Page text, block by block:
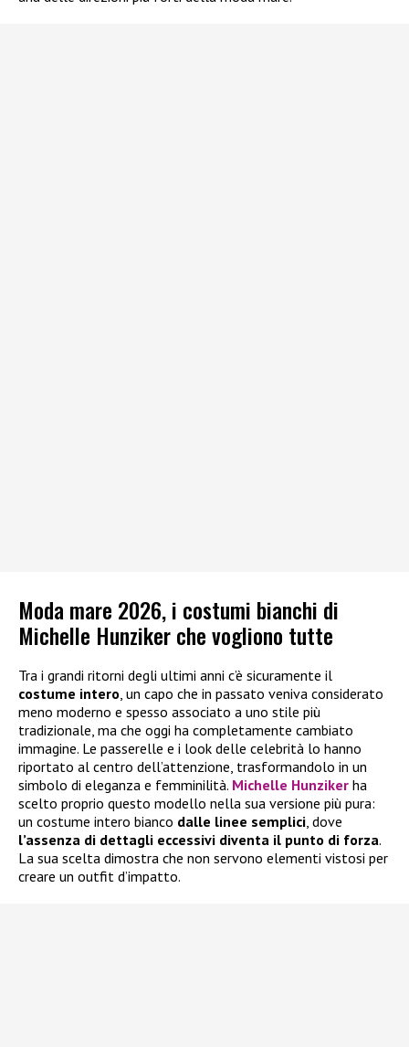
Moda mare 2026, i costumi bianchi di
Michelle Hunziker che vogliono tutte
Tra i grandi ritorni degli ultimi anni c’è sicuramente il
costume intero , un capo che in passato veniva considerato
meno moderno e spesso associato a uno stile più
tradizionale, ma che oggi ha completamente cambiato
immagine. Le passerelle e i look delle celebrità lo hanno
riportato al centro dell’attenzione, trasformandolo in un
simbolo di eleganza e femminilità. Michelle Hunziker ha
scelto proprio questo modello nella sua versione più pura:
un costume intero bianco dalle linee semplici , dove
l’assenza di dettagli eccessivi diventa il punto di forza.
La sua scelta dimostra che non servono elementi vistosi per
creare un outfit d’impatto.